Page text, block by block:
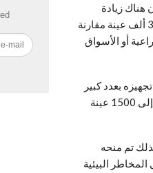
هناك زيادة
مطردة في عدد العينات التي يقوم المعمل بتحليلها سنويًا، أن عدد العينات وصل العام الماضي إلى نحو 336 ألف عينة مقارنة
لخدمة الصادرات الزراعية أو الأسواق
بعدد كبير
من المعدات وفريق استقبال ضخم ومرافق ومخازن للمواد الكيميائية، ما يجعله قادرًا على استقبال ما يصل إلى 1500 عينة
المبيدات، إنه تم اعتماد المعمل رسميا من جانب الحكومة الفنلندية 1996 ، كذلك تم منحه
المخاطر البيئية